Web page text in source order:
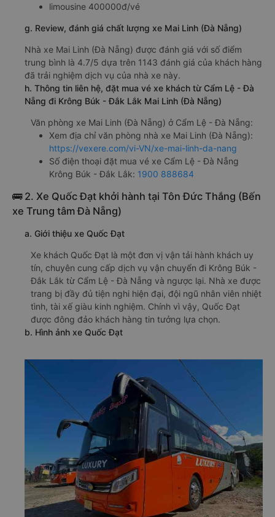
limousine 400000đ/vé
g. Review, đánh giá chất lượng xe Mai Linh (Đà Nẵng)
Nhà xe Mai Linh (Đà Nẵng) được đánh giá với số điểm
trung bình là 4.7/5 dựa trên 1143 đánh giá của khách hàng
đã trải nghiệm dịch vụ của nhà xe này.
h. Thông tin liên hệ, đặt mua vé xe khách từ Cẩm Lệ - Đà
Nẵng đi Krông Búk - Đắk Lắk Mai Linh (Đà Nẵng)
Văn phòng xe Mai Linh (Đà Nẵng) ở Cẩm Lệ - Đà Nẵng:
Xem địa chỉ văn phòng nhà xe Mai Linh (Đà Nẵng):
https://vexere.com/vi-VN/xe-mai-linh-da-nang
Số điện thoại đặt mua vé xe Cẩm Lệ - Đà Nẵng
Krông Búk - Đắk Lắk: 1900 888684
🚌 2. Xe Quốc Đạt khởi hành tại Tôn Đức Thắng (Bến
xe Trung tâm Đà Nẵng)
a. Giới thiệu xe Quốc Đạt
Xe khách Quốc Đạt là một đơn vị vận tải hành khách uy
tín, chuyên cung cấp dịch vụ vận chuyển đi Krông Búk -
Đắk Lắk từ Cẩm Lệ - Đà Nẵng và ngược lại. Nhà xe được
trang bị đầy đủ tiện nghi hiện đại, đội ngũ nhân viên nhiệt
tình, tài xế giàu kinh nghiệm. Chính vì vậy, Quốc Đạt
được đông đảo khách hàng tin tưởng lựa chọn.
b. Hình ảnh xe Quốc Đạt